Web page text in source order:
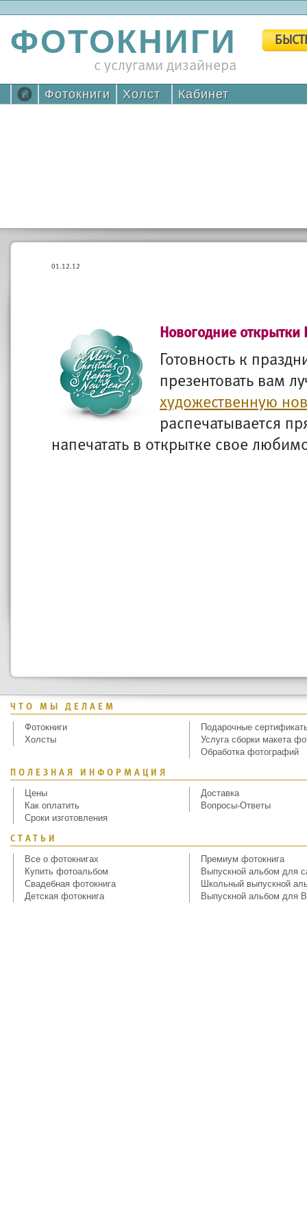
ФОТОКНИГИ
с услугами дизайнера
Фотокниги Холст Кабинет
01.12.12
Новогодние
Готовность к
презентовать вам
художественную
распечатывается
напечатать в открытке свое
ЧТО МЫ ДЕЛАЕМ
Фотокниги
Холсты
Подарочные
Услуга сборки макета
Обработка фотографий
ПОЛЕЗНАЯ ИНФОРМАЦИЯ
Цены
Как оплатить
Сроки изготовления
Доставка
Вопросы-Ответы
СТАТЬИ
Все о фотокнигах
Купить фотоальбом
Свадебная фотокнига
Детская фотокнига
Премиум фотокнига
Выпускной альбом для
Школьный выпускной
Выпускной альбом для